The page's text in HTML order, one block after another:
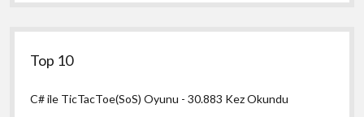
Top 10
C# ile TicTacToe(SoS) Oyunu - 30.883 Kez Okundu